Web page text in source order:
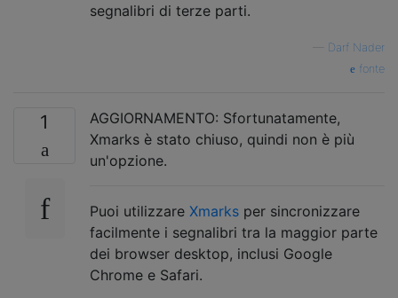
segnalibri di terze parti.
Darf Nader
fonte
1
AGGIORNAMENTO: Sfortunatamente,
Xmarks è stato chiuso, quindi non è più
un'opzione.
Puoi utilizzare Xmarks per sincronizzare
facilmente i segnalibri tra la maggior parte
dei browser desktop, inclusi Google
Chrome e Safari.